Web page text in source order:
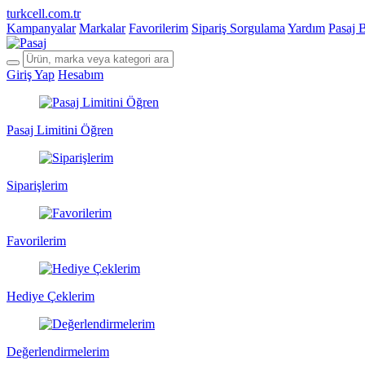
turkcell.com.tr
Kampanyalar Markalar Favorilerim Sipariş Sorgulama Yardım Pasaj
Giriş Yap Hesabım
Pasaj Limitini Öğren
Siparişlerim
Favorilerim
Hediye Çeklerim
Değerlendirmelerim